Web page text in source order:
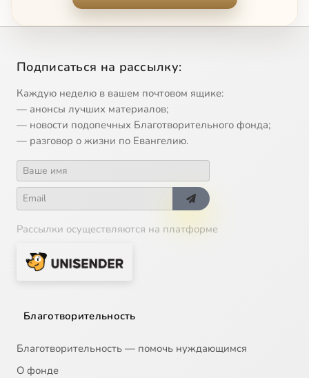
Подписаться на рассылку:
Каждую неделю в вашем почтовом ящике:
— анонсы лучших материалов;
— новости подопечных Благотворительного фонда;
— разговор о жизни по Евангелию.
Рассылки осуществляются на платформе
Благотворительность
Благотворительность — помочь нуждающимся
О фонде